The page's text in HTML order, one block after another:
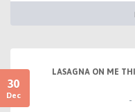
30
Dec
LASAGNA ON ME
-